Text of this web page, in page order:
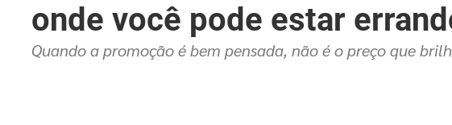
onde você pode estar
Quando a promoção é bem pensada, não é o preço que